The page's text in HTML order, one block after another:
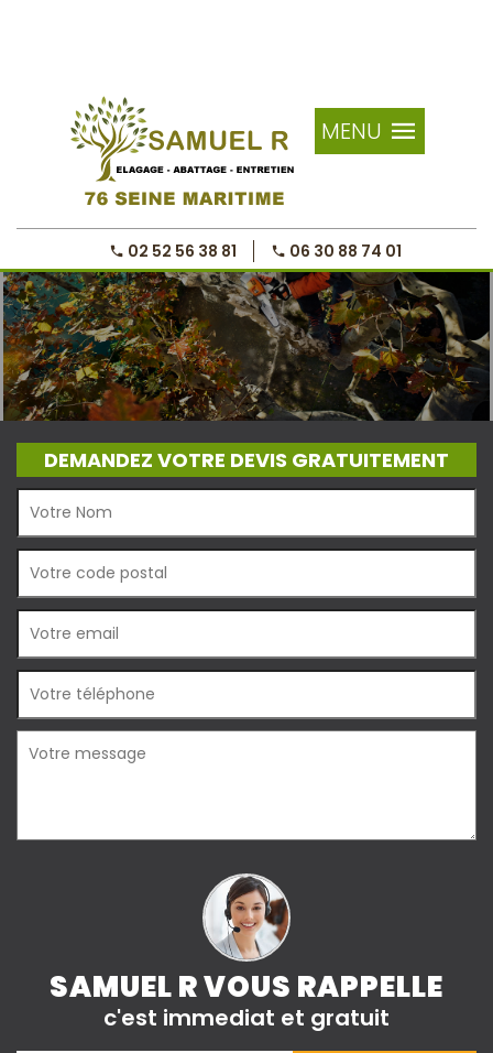
MENU
02 52 56 38 81 06 30 88 74 01
DEMANDEZ VOTRE DEVIS GRATUITEMENT
SAMUEL R VOUS RAPPELLE
c'est immediat et gratuit